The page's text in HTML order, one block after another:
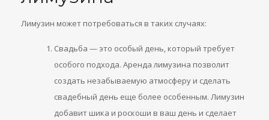
Лимузин может потребоваться в таких случаях:
Свадьба — это особый день, который требует
особого подхода. Аренда лимузина позволит
создать незабываемую атмосферу и сделать
свадебный день еще более особенным. Лимузин
добавит шика и роскоши в ваш день и сделает